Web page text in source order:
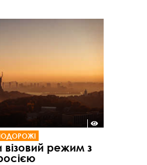
візовий режим з